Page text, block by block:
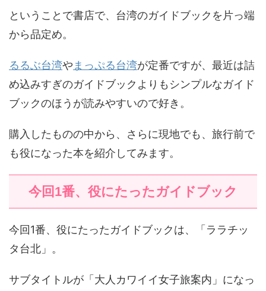
ということで書店で、台湾のガイドブックを片っ端
から品定め。
るるぶ台湾や まっぷる台湾が定番ですが、最近は詰
め込みすぎのガイドブックよりもシンプルなガイド
ブックのほうが読みやすいので好き。
購入したものの中から、さらに現地でも、旅行前で
も役になった本を紹介してみます。
今回1番、役にたったガイドブック
今回1番、役にたったガイドブックは、「ララチッ
タ台北」。
サブタイトルが「大人カワイイ女子旅案内」になっ